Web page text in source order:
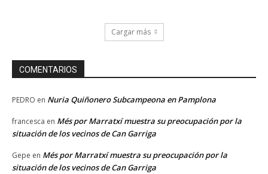
Cargar más
COMENTARIOS
PEDRO en Nuria Quiñonero Subcampeona en Pamplona
francesca en Més por Marratxí muestra su preocupación por la
situación de los vecinos de Can Garriga
Gepe en Més por Marratxí muestra su preocupación por la
situación de los vecinos de Can Garriga